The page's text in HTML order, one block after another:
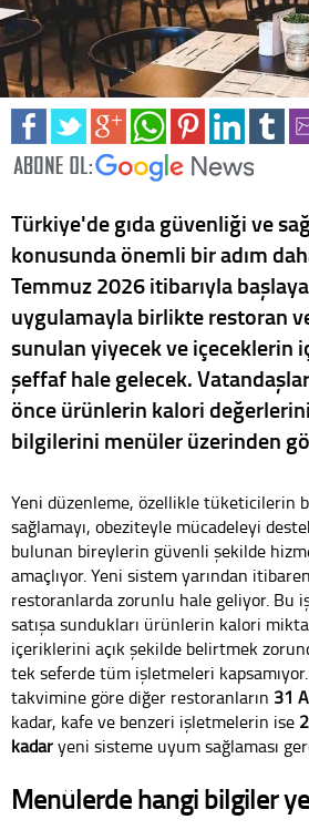
Türkiye'de gıda güvenliği ve
konusunda önemli bir adım
Temmuz 2026 itibarıyla
uygulamayla birlikte restoran
sunulan yiyecek ve içeceklerin
şeffaf hale gelecek.
önce ürünlerin kalori
bilgilerini menüler üzerinden
Yeni düzenleme, özellikle tüketicilerin
sağlamayı, obeziteyle mücadeleyi
bulunan bireylerin güvenli şekilde
amaçlıyor. Yeni sistem yarından
restoranlarda zorunlu hale geliyor. Bu
satışa sundukları ürünlerin kalori
içeriklerini açık şekilde belirtmek
tek seferde tüm işletmeleri
takvimine göre diğer restoranların 31
kadar, kafe ve benzeri işletmelerin ise
kadaryeni sisteme uyum sağlaması
Menülerde hangi bilgiler